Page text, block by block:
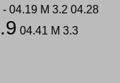
04.19 M 3.2 04.28
04.41 M 3.3